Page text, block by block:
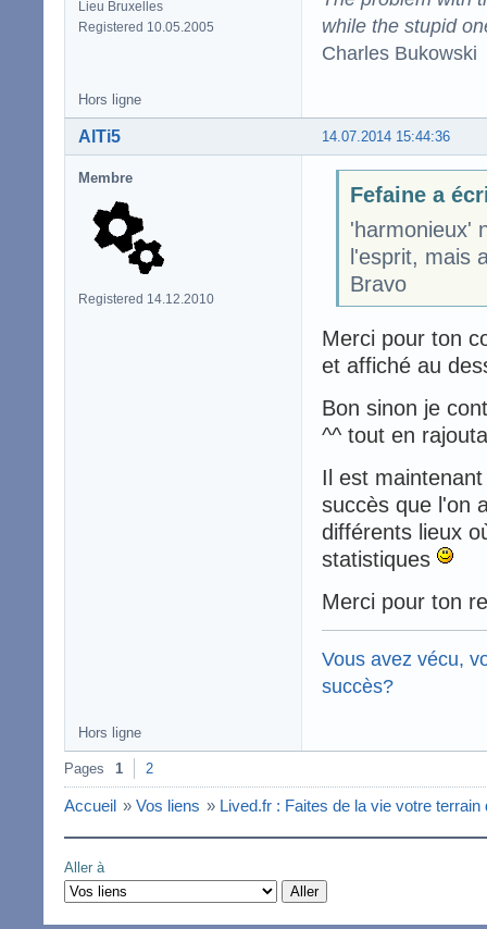
Lieu Bruxelles
Registered 10.05.2005
while the stupid
Charles Bukowski
Hors ligne
14.07.2014 15:44:36
AlTi5
Membre
Registered 14.12.2010
Fefaine a
'harmonieux'
l'esprit, mais
Bravo
Merci pour ton
et affiché au
Bon sinon je
^^ tout en
Il est
succès que l'on
différents lieux
statistiques
Merci pour ton
Vous avez vécu,
succès?
Hors ligne
Pages 1 2
Accueil » Vos liens » Lived.fr : Faites de la vie votre terrain
Aller à